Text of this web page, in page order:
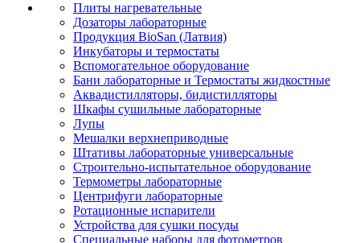
Плиты нагревательные
Дозаторы лабораторные
Продукция BioSan (Латвия)
Инкубаторы и термостаты
Вспомогательное оборудование
Бани лабораторные и Термостаты жидкостные
Аквадистилляторы, бидистилляторы
Шкафы сушильные лабораторные
Лупы
Мешалки верхнеприводные
Штативы лабораторные универсальные
Строительно-испытательное оборудование
Термометры лабораторные
Центрифуги лабораторные
Ротационные испарители
Устройства для сушки посуды
Специальные наборы для фотометров